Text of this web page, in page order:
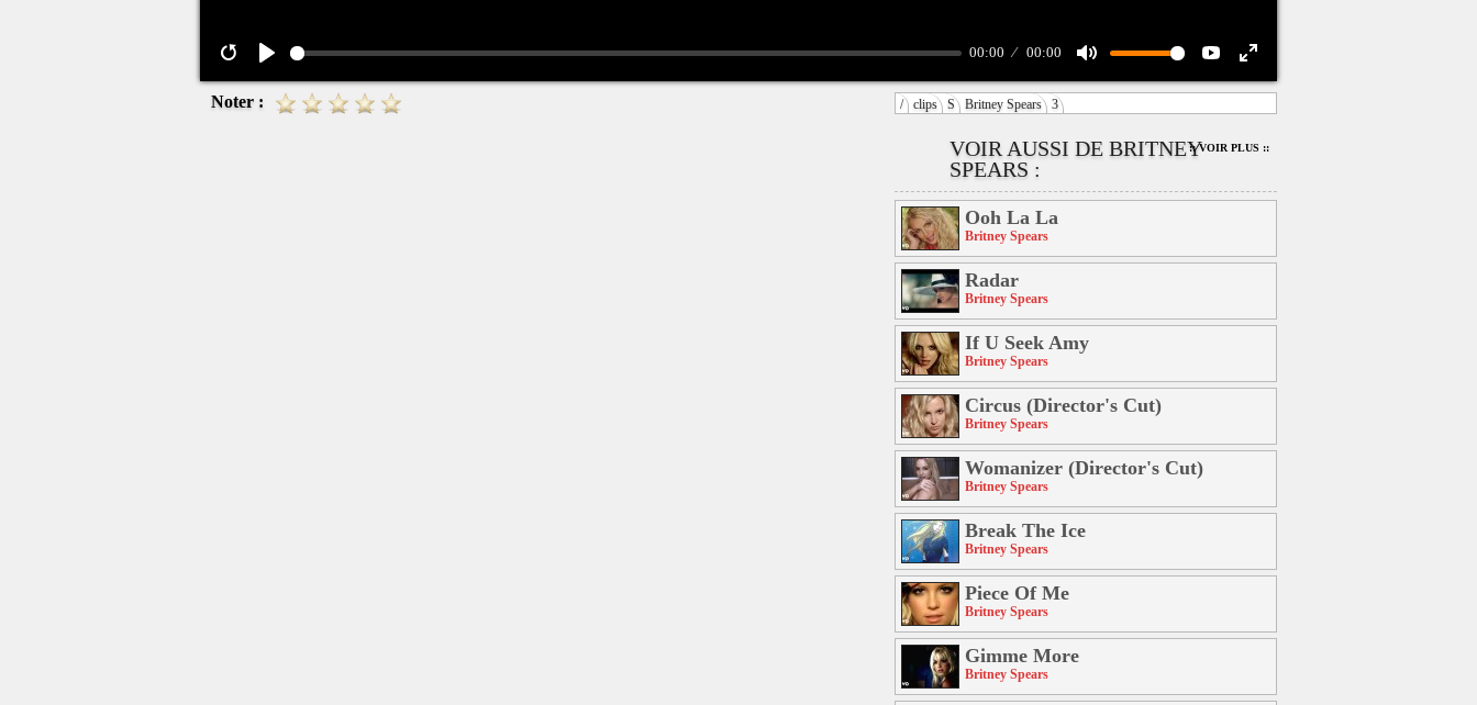
00:00 00:00
/ clips S Britney Spears 3
VOIR AUSSI DE BRITNEY
SPEARS :
:: VOIR PLUS ::
Ooh La La
Britney Spears
Radar
Britney Spears
If U Seek Amy
Britney Spears
Circus (Director's Cut)
Britney Spears
Womanizer (Director's Cut)
Britney Spears
Break The Ice
Britney Spears
Piece Of Me
Britney Spears
Gimme More
Britney Spears
Noter :